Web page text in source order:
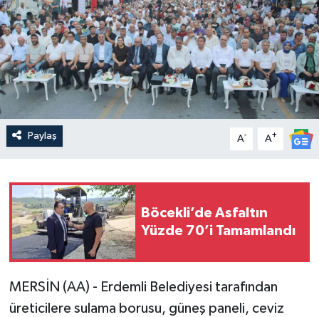
Paylaş A- A+
Böcekli’de Asfaltın
Yüzde 70’i Tamamlandı
MERSİN (AA) - Erdemli Belediyesi tarafından
üreticilere sulama borusu, güneş paneli, ceviz